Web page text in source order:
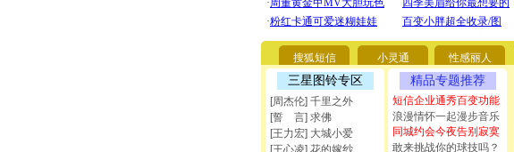
搜狐短信 小灵通 性感丽人
三星图铃专区
[周杰伦] 千里之外
[誓 言] 求佛
[王力宏] 大城小爱
[王心凌] 花的嫁纱
精品专题推荐
短信企业通秀百变功能
浪漫情怀一起漫步音乐
同城约会今夜告别寂寞
敢来挑战你的球技吗？